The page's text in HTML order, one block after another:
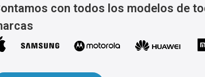
con todos los modelos de